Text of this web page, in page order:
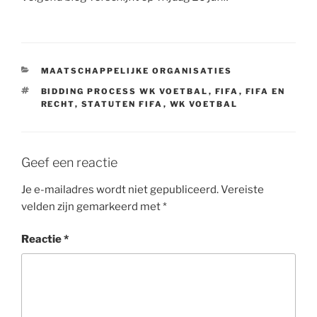
CATEGORIEËN
MAATSCHAPPELIJKE ORGANISATIES
TAGS
BIDDING PROCESS WK VOETBAL , FIFA , FIFA EN
RECHT, STATUTEN FIFA , WK VOETBAL
Geef een reactie
Je e-mailadres wordt niet gepubliceerd.Vereiste
velden zijn gemarkeerd met*
Reactie*